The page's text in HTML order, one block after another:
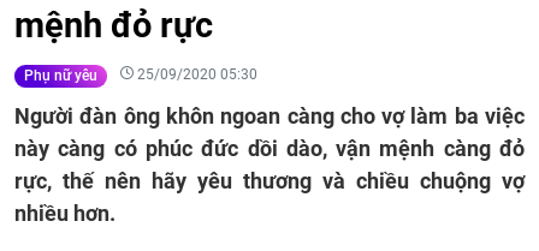
mệnh đỏ rực
Phụ nữ yêu 25/09/2020 05:30
Người đàn ông khôn ngoan càng cho vợ làm ba việc
này càng có phúc đức dồi dào, vận mệnh càng đỏ
rực, thế nên hãy yêu thương và chiều chuộng vợ
nhiều hơn.